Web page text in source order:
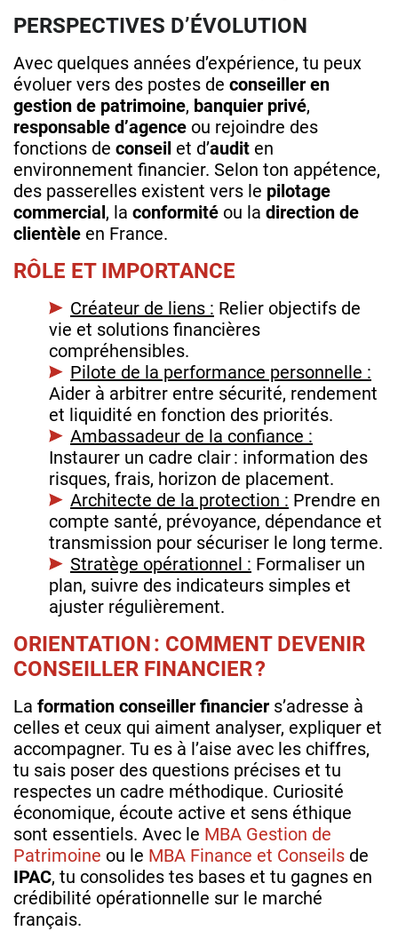
PERSPECTIVES D’ÉVOLUTION
Avec quelques années d’expérience, tu peux
évoluer vers des postes de conseiller en
gestion de patrimoine, banquier privé,
responsable d’agence ou rejoindre des
fonctions de conseil et d’audit en
environnement financier. Selon ton appétence,
des passerelles existent vers le pilotage
commercial, la conformité ou la direction de
clientèle en France.
RÔLE ET IMPORTANCE
Créateur de liens : Relier objectifs de
vie et solutions financières
compréhensibles.
Pilote de la performance personnelle :
Aider à arbitrer entre sécurité, rendement
et liquidité en fonction des priorités.
Ambassadeur de la confiance :
Instaurer un cadre clair : information des
risques, frais, horizon de placement.
Architecte de la protection : Prendre en
compte santé, prévoyance, dépendance et
transmission pour sécuriser le long terme.
Stratège opérationnel : Formaliser un
plan, suivre des indicateurs simples et
ajuster régulièrement.
ORIENTATION : COMMENT DEVENIR
CONSEILLER FINANCIER ?
La formation conseiller financier s’adresse à
celles et ceux qui aiment analyser, expliquer et
accompagner. Tu es à l’aise avec les chiffres,
tu sais poser des questions précises et tu
respectes un cadre méthodique. Curiosité
économique, écoute active et sens éthique
sont essentiels. Avec le MBA Gestion de
Patrimoine ou le MBA Finance et Conseils de
IPAC, tu consolides tes bases et tu gagnes en
crédibilité opérationnelle sur le marché
français.